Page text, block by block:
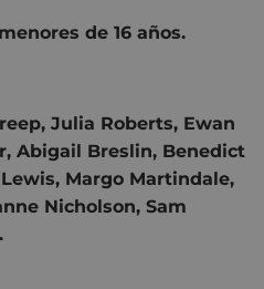
de 16 años.
Julia Roberts, Ewan
Abigail Breslin, Benedict
Margo Martindale,
Nicholson, Sam